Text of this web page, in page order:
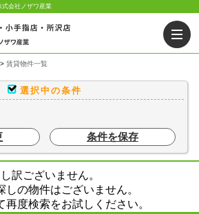
式会社ノザワ産業
賃貸物件一覧
選択中の条件
条件を保存
訳ございません。
しの物件はございません。
再度検索をお試しください。